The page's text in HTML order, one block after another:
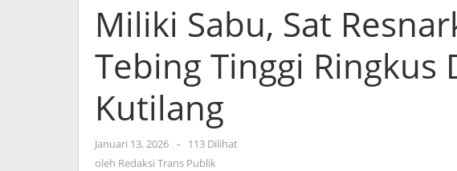
Resnarkoba
Polres
Tebing
Tinggi
Ringkus
Dua
Pria
di
Miliki Sabu, Sat
Tebing Tinggi Ringkus
Kutilang
Januari 13, 2026 oleh
Redaksi
-
113 Dilihat
oleh Redaksi Trans Publik